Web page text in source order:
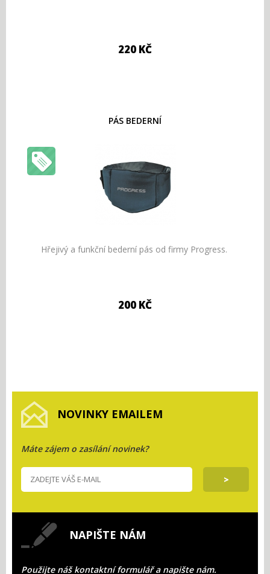
220 KČ
PÁS BEDERNÍ
Hřejivý a funkční bederní pás od firmy Progress.
200 KČ
NOVINKY EMAILEM
Máte zájem o zasílání novinek?
NAPIŠTE NÁM
Použijte náš kontaktní formulář a napište nám.